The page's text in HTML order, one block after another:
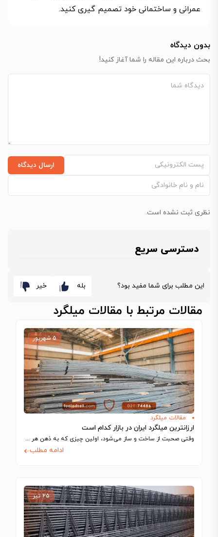
عمرانی و ساختمانی خود تصمیم گیری کنید.
بدون دیدگاه
بحث درباره این مقاله را شما آغاز کنید!
ارسال دیدگاه
نظری ثبت نشده است.
دسترسی سریع
این مطلب برای شما مفید بود؟ بله خیر
مقالات مرتبط با مقالات میلگرد
۵ شهریور
مقالات میلگرد
ارزانترین میلگرد ایران در بازار کدام است
وقتی صحبت از ساخت‌ و ساز می‌شود، اولین چیزی که به ذهن هر مهندس…
ادامه مطلب
۲۵ تیر